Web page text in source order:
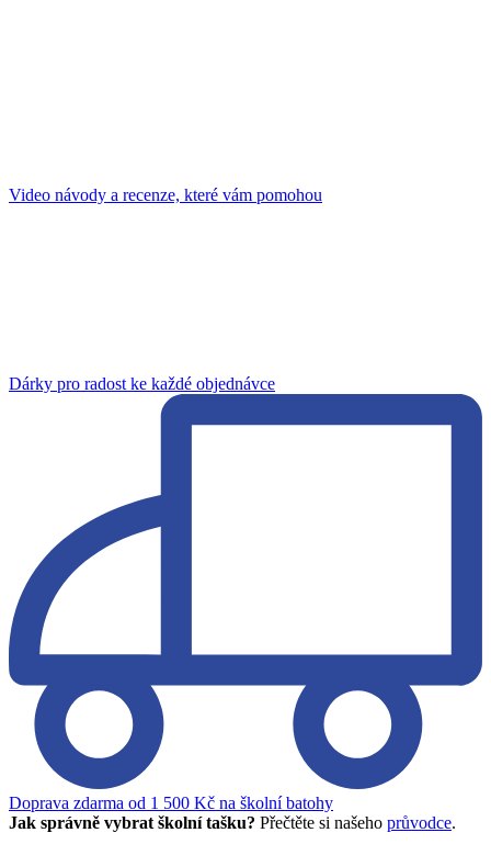
Video návody a recenze, které vám pomohou
Dárky pro radost ke každé objednávce
Doprava zdarma od 1 500 Kč na školní batohy
Jak správně vybrat školní tašku? Přečtěte si našeho průvodce.